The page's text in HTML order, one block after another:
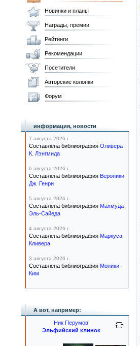
Новинки и планы
Награды, премии
Рейтинги
Рекомендации
Посетители
Авторские колонки
Форум
информация, новости
7 августа 2026 г.
Составлена библиография Оливера
К. Лэнгмида
6 августа 2026 г.
Составлена библиография Вероники
Дж. Генри
5 августа 2026 г.
Составлена библиография Махмуда
Эль-Сайеда
4 августа 2026 г.
Составлена библиография Маркуса
Кливера
3 августа 2026 г.
Составлена библиография Моники
Ким
А вот, например:
Ник Перумов
Эльфийский клинок